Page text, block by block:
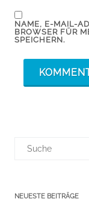
NAME, E-MAIL-
BROWSER FÜR
SPEICHERN.
NEUESTE BEITRÄGE